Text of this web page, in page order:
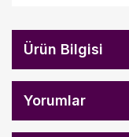
Ürün Bilgisi
Yorumlar